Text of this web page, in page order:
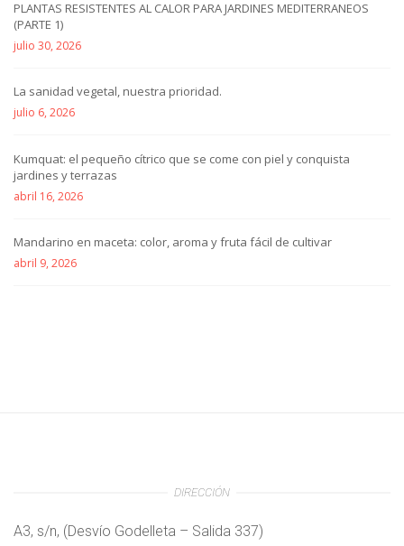
PLANTAS RESISTENTES AL CALOR PARA JARDINES MEDITERRANEOS
(PARTE 1)
julio 30, 2026
La sanidad vegetal, nuestra prioridad.
julio 6, 2026
Kumquat: el pequeño cítrico que se come con piel y conquista
jardines y terrazas
abril 16, 2026
Mandarino en maceta: color, aroma y fruta fácil de cultivar
abril 9, 2026
DIRECCIÓN
A3, s/n, (Desvío Godelleta – Salida 337)